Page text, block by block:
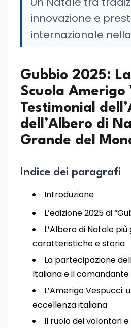
innovazione e
internazionale
Gubbio 2025:
Scuola Amerigo
Testimonial
dell’Albero di
Grande del
Indice dei paragrafi
Introduzione
L’edizione 2025 di
L’Albero di Natale
caratteristiche e storia
La partecipazione
Italiana e il comandante
L’Amerigo Vespucci:
eccellenza italiana
Il ruolo dei volontari